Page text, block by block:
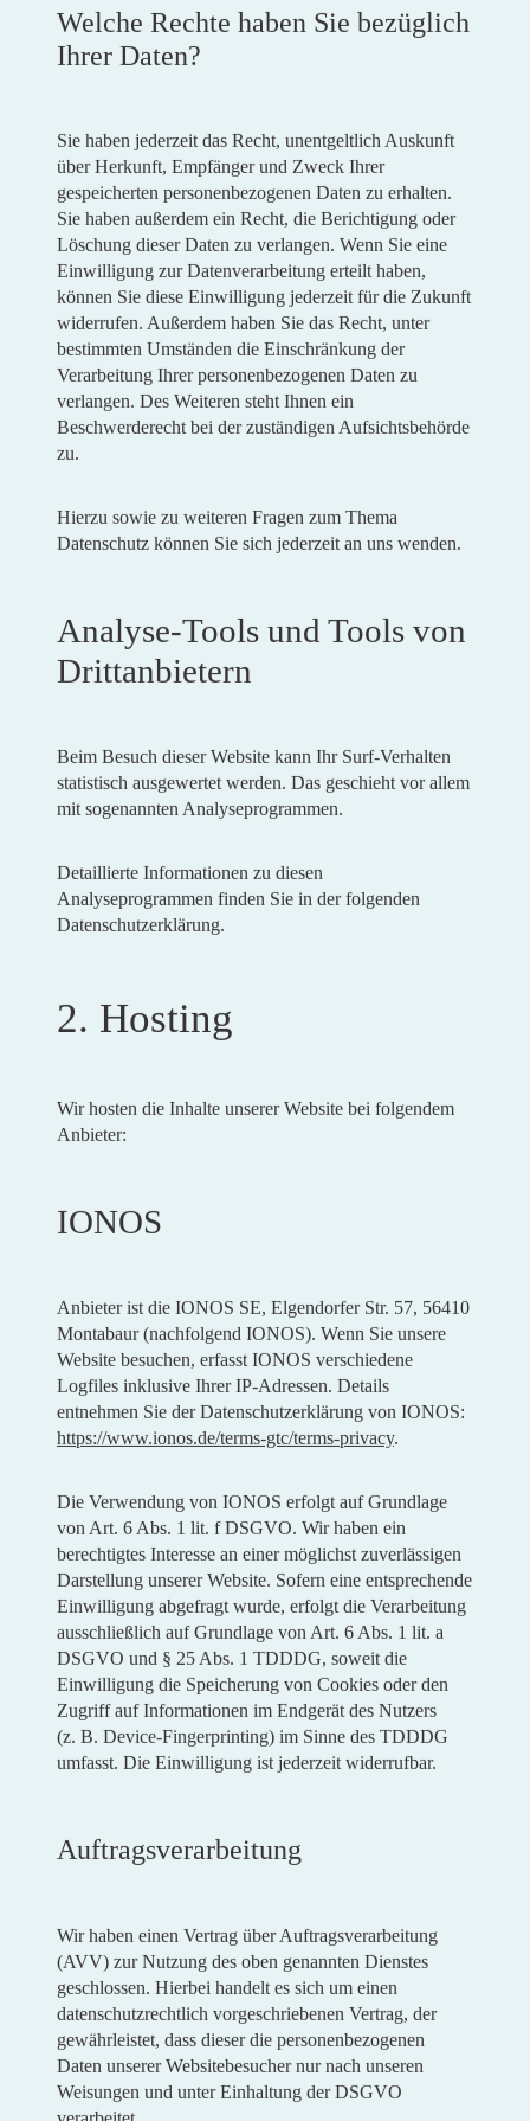
Welche Rechte haben Sie bezüglich
Ihrer Daten?
Sie haben jederzeit das Recht, unentgeltlich Auskunft
über Herkunft, Empfänger und Zweck Ihrer
gespeicherten personenbezogenen Daten zu erhalten.
Sie haben außerdem ein Recht, die Berichtigung oder
Löschung dieser Daten zu verlangen. Wenn Sie eine
Einwilligung zur Datenverarbeitung erteilt haben,
können Sie diese Einwilligung jederzeit für die Zukunft
widerrufen. Außerdem haben Sie das Recht, unter
bestimmten Umständen die Einschränkung der
Verarbeitung Ihrer personenbezogenen Daten zu
verlangen. Des Weiteren steht Ihnen ein
Beschwerderecht bei der zuständigen Aufsichtsbehörde
zu.
Hierzu sowie zu weiteren Fragen zum Thema
Datenschutz können Sie sich jederzeit an uns wenden.
Analyse-Tools und Tools von
Dritt­anbietern
Beim Besuch dieser Website kann Ihr Surf-Verhalten
statistisch ausgewertet werden. Das geschieht vor allem
mit sogenannten Analyseprogrammen.
Detaillierte Informationen zu diesen
Analyseprogrammen finden Sie in der folgenden
Datenschutzerklärung.
2. Hosting
Wir hosten die Inhalte unserer Website bei folgendem
Anbieter:
IONOS
Anbieter ist die IONOS SE, Elgendorfer Str. 57, 56410
Montabaur (nachfolgend IONOS). Wenn Sie unsere
Website besuchen, erfasst IONOS verschiedene
Logfiles inklusive Ihrer IP-Adressen. Details
entnehmen Sie der Datenschutzerklärung von IONOS:
https://www.ionos.de/terms-gtc/terms-privacy.
Die Verwendung von IONOS erfolgt auf Grundlage
von Art. 6 Abs. 1 lit. f DSGVO. Wir haben ein
berechtigtes Interesse an einer möglichst zuverlässigen
Darstellung unserer Website. Sofern eine entsprechende
Einwilligung abgefragt wurde, erfolgt die Verarbeitung
ausschließlich auf Grundlage von Art. 6 Abs. 1 lit. a
DSGVO und § 25 Abs. 1 TDDDG, soweit die
Einwilligung die Speicherung von Cookies oder den
Zugriff auf Informationen im Endgerät des Nutzers
(z. B. Device-Fingerprinting) im Sinne des TDDDG
umfasst. Die Einwilligung ist jederzeit widerrufbar.
Auftragsverarbeitung
Wir haben einen Vertrag über Auftragsverarbeitung
(AVV) zur Nutzung des oben genannten Dienstes
geschlossen. Hierbei handelt es sich um einen
datenschutzrechtlich vorgeschriebenen Vertrag, der
gewährleistet, dass dieser die personenbezogenen
Daten unserer Websitebesucher nur nach unseren
Weisungen und unter Einhaltung der DSGVO